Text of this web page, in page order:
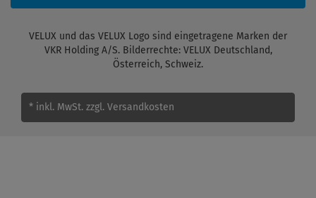
VELUX und das VELUX Logo sind eingetragene Marken der
VKR Holding A/S. Bilderrechte: VELUX Deutschland,
Österreich, Schweiz.
* inkl. MwSt. zzgl. Versandkosten